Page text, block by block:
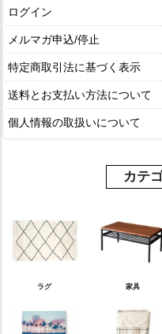
ログイン
メルマガ申込/停止
特定商取引法に基づく表示
送料とお支払い方法について
個人情報の取扱いについて
カテ
ラグ 家具